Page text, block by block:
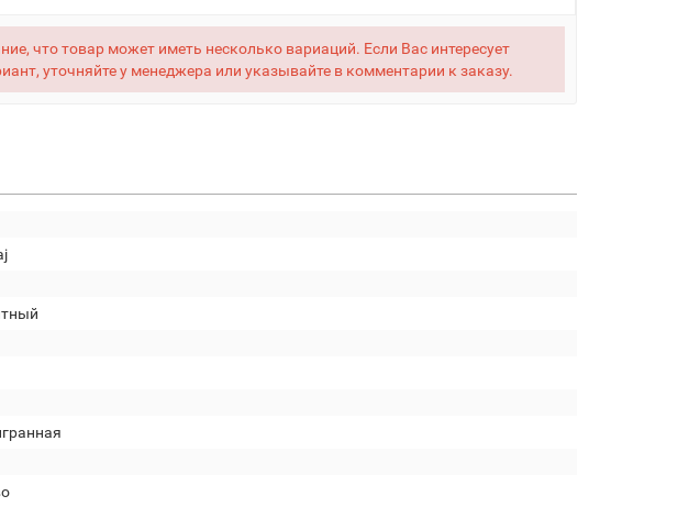
что товар может иметь несколько вариаций. Если Вас интересует
уточняйте у менеджера или указывайте в комментарии к заказу.